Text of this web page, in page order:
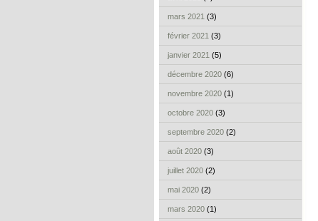
mars 2021 (3)
février 2021 (3)
janvier 2021 (5)
décembre 2020 (6)
novembre 2020 (1)
octobre 2020 (3)
septembre 2020 (2)
août 2020 (3)
juillet 2020 (2)
mai 2020 (2)
mars 2020 (1)